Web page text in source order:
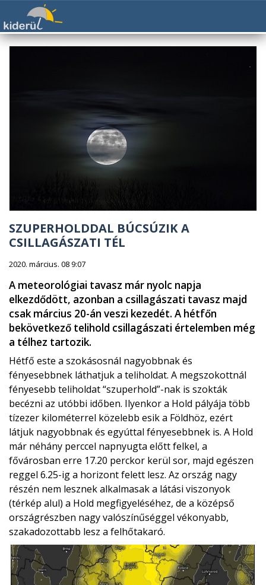
SZUPERHOLDDAL BÚCSÚZIK A
CSILLAGÁSZATI TÉL
2020. március. 08 9:07
A meteorológiai tavasz már nyolc napja
elkezdődött, azonban a csillagászati tavasz majd
csak március 20-án veszi kezedét. A hétfőn
bekövetkező telihold csillagászati értelemben még
a télhez tartozik.
Hétfő este a szokásosnál nagyobbnak és
fényesebbnek láthatjuk a teliholdat. A megszokottnál
fényesebb teliholdat “szuperhold”-nak is szokták
becézni az utóbbi időben. Ilyenkor a Hold pályája több
tízezer kilométerrel közelebb esik a Földhöz, ezért
látjuk nagyobbnak és egyúttal fényesebbnek is. A Hold
már néhány perccel napnyugta előtt felkel, a
fővárosban erre 17.20 perckor kerül sor, majd egészen
reggel 6.25-ig a horizont felett lesz. Az ország nagy
részén nem lesznek alkalmasak a látási viszonyok
(térkép alul) a Hold megfigyeléséhez, de a középső
országrészben nagy valószínűséggel vékonyabb,
szakadozottabb lesz a felhőtakaró.